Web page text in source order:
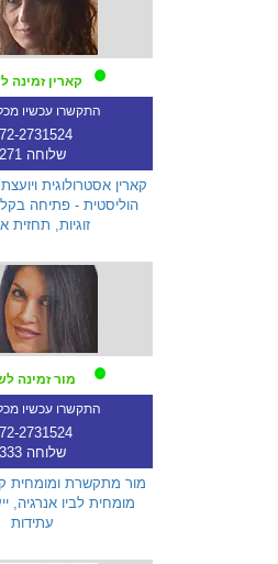
קארין זמינה
התקשרו עכשיו
2731524
שלוחה 271
קארין אסטרולוגית
הוליסטית - פתיחה
זוגיות, תחזית
מור זמינה
התקשרו עכשיו
2731524
שלוחה 333
מור מתקשרת ומומחית
מומחית לביו אנרגיה,
עתידות